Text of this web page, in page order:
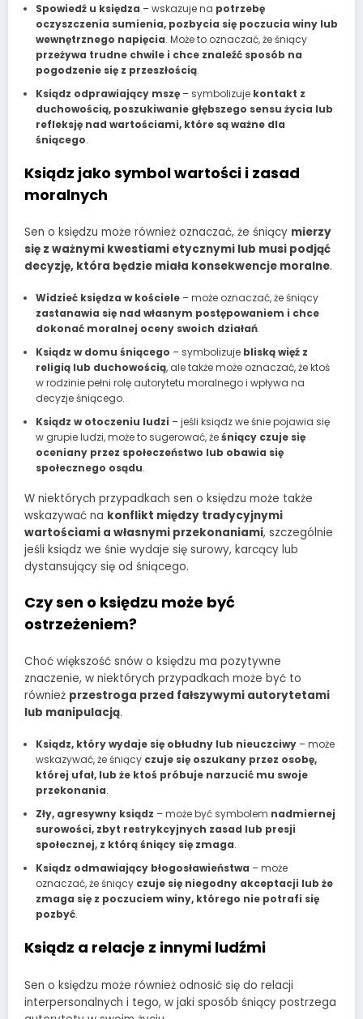
Spowiedź u księdza – wskazuje na potrzebę
oczyszczenia sumienia, pozbycia się poczucia winy lub
wewnętrznego napięcia. Może to oznaczać, że śniący
przeżywa trudne chwile i chce znaleźć sposób na
pogodzenie się z przeszłością.
Ksiądz odprawiający mszę– symbolizuje kontakt z
duchowością, poszukiwanie głębszego sensu życia lub
refleksję nad wartościami, które są ważne dla
śniącego.
Ksiądz jako symbol wartości i zasad
moralnych
Sen o księdzu może również oznaczać, że śniący mierzy
się z ważnymi kwestiami etycznymi lub musi podjąć
decyzję, która będzie miała konsekwencje moralne.
Widzieć księdza w kościele– może oznaczać, że śniący
zastanawia się nad własnym postępowaniem i chce
dokonać moralnej oceny swoich działań.
Ksiądz w domu śniącego – symbolizuje bliską więź z
religią lub duchowością, ale także może oznaczać, że ktoś
w rodzinie pełni rolę autorytetu moralnego i wpływa na
decyzje śniącego.
Ksiądz w otoczeniu ludzi – jeśli ksiądz we śnie pojawia się
w grupie ludzi, może to sugerować, żeśniący czuje się
oceniany przez społeczeństwo lub obawia się
społecznego osądu.
W niektórych przypadkach sen o księdzu może także
wskazywać na konflikt między tradycyjnymi
wartościami a własnymi przekonaniami, szczególnie
jeśli ksiądz we śnie wydaje się surowy, karcący lub
dystansujący się od śniącego.
Czy sen o księdzu może być
ostrzeżeniem?
Choć większość snów o księdzu ma pozytywne
znaczenie, w niektórych przypadkach może być to
również przestroga przed fałszywymi autorytetami
lub manipulacją.
Ksiądz, który wydaje się obłudny lub nieuczciwy– może
wskazywać, że śniący czuje się oszukany przez osobę,
której ufał, lub że ktoś próbuje narzucić mu swoje
przekonania.
Zły, agresywny ksiądz – może być symbolem nadmiernej
surowości, zbyt restrykcyjnych zasad lub presji
społecznej, z którą śniący się zmaga.
Ksiądz odmawiający błogosławieństwa – może
oznaczać, że śniący czuje się niegodny akceptacji lub że
zmaga się z poczuciem winy, którego nie potrafi się
pozbyć.
Ksiądz a relacje z innymi ludźmi
Sen o księdzu może również odnosić się do relacji
interpersonalnych i tego, w jaki sposób śniący postrzega